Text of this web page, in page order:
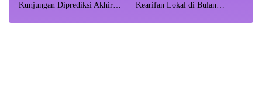
Kunjungan Diprediksi Akhir
Kearifan Lokal di Bulan